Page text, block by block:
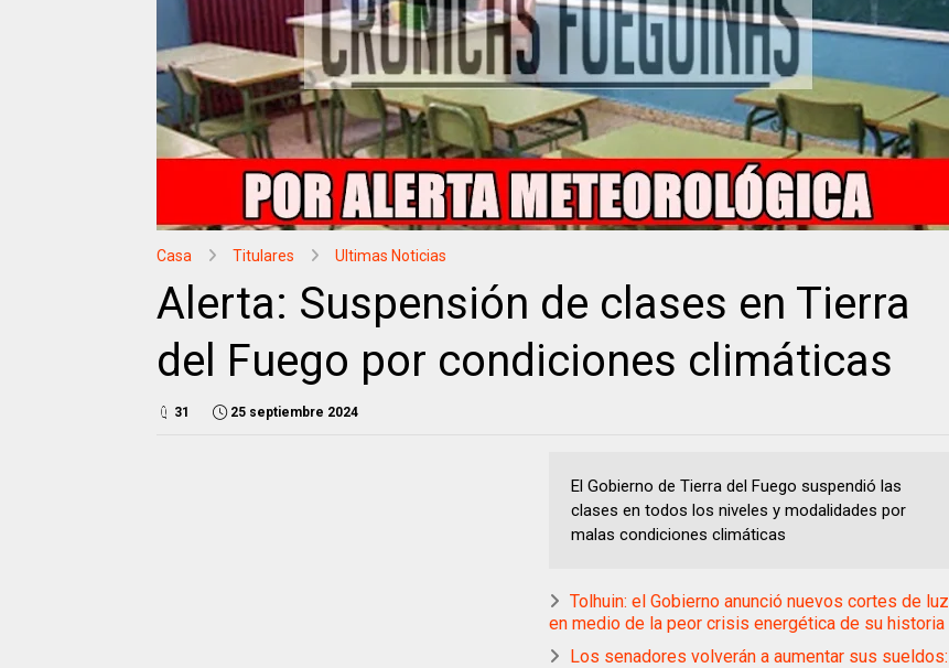
Casa Titulares Ultimas Noticias
Alerta: Suspensión de clases en Tierra
del Fuego por condiciones climáticas
31 25 septiembre 2024
El Gobierno de Tierra del Fuego suspendió las
clases en todos los niveles y modalidades por
malas condiciones climáticas
Tolhuin: el Gobierno anunció nuevos cortes de luz
en medio de la peor crisis energética de su historia
Los senadores volverán a aumentar sus sueldos: